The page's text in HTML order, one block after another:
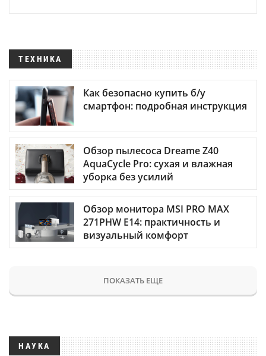
ТЕХНИКА
Как безопасно купить б/у
смартфон: подробная инструкция
Обзор пылесоса Dreame Z40
AquaCycle Pro: сухая и влажная
уборка без усилий
Обзор монитора MSI PRO MAX
271PHW E14: практичность и
визуальный комфорт
ПОКАЗАТЬ ЕЩЕ
НАУКА